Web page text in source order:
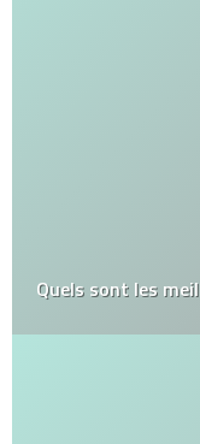
Quels sont les